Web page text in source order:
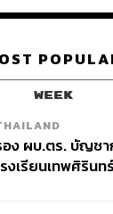
WEEK
อง ผบ.ตร. บัญชา
งเรียนเทพศิริน